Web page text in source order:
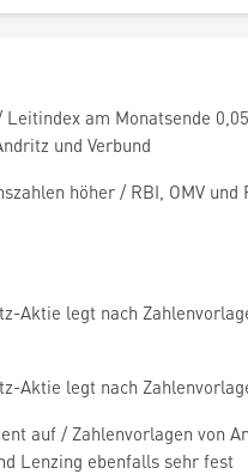
am Monatsende
und Verbund
höher / RBI, OMV
Aktie legt nach
Aktie legt nach
auf / Zahlenvorlagen von
Lenzing ebenfalls sehr fest